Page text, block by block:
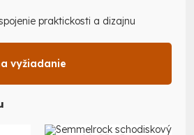
praktickosti a dizajnu
vyžiadanie